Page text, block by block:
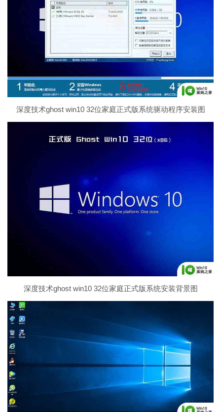
深度技术ghost win10 32位家庭正式版系统驱动程序安装图
深度技术ghost win10 32位家庭正式版系统安装背景图